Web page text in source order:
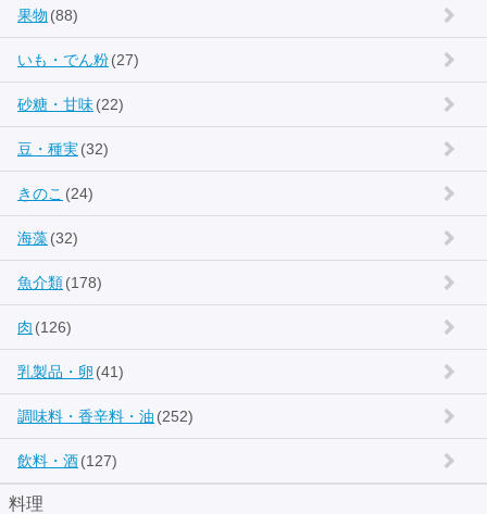
果物 (88)
いも・でん粉(27)
砂糖・甘味(22)
豆・種実(32)
きのこ (24)
海藻(32)
魚介類(178)
肉 (126)
乳製品・卵 (41)
調味料・香辛料・油 (252)
飲料・酒(127)
料理